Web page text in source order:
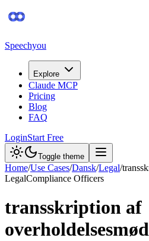
Speechyou
Explore
Claude MCP
Pricing
Blog
FAQ
LoginStart Free
Toggle theme
Home/Use Cases/Dansk/Legal/
LegalCompliance Officers
transskription af